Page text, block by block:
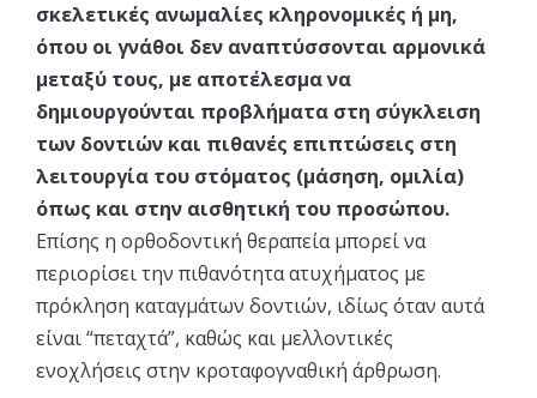
σκελετικές ανωμαλίες κληρονομικές ή μη,
όπου οι γνάθοι δεν αναπτύσσονται αρμονικά
μεταξύ τους, με αποτέλεσμα να
δημιουργούνται προβλήματα στη σύγκλειση
των δοντιών και πιθανές επιπτώσεις στη
λειτουργία του στόματος (μάσηση, ομιλία)
όπως και στην αισθητική του προσώπου.
Επίσης η ορθοδοντική θεραπεία μπορεί να
περιορίσει την πιθανότητα ατυχήματος με
πρόκληση καταγμάτων δοντιών, ιδίως όταν αυτά
είναι “πεταχτά”, καθώς και μελλοντικές
ενοχλήσεις στην κροταφογναθική άρθρωση.